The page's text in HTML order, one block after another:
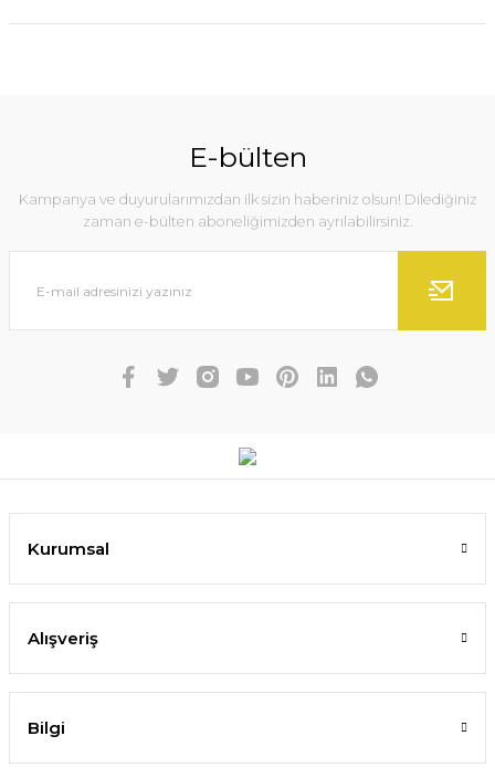
E-bülten
Kampanya ve duyurularımızdan ilk sizin haberiniz olsun! Dilediğiniz
zaman e-bülten aboneliğimizden ayrılabilirsiniz.
Kurumsal
Alışveriş
Bilgi